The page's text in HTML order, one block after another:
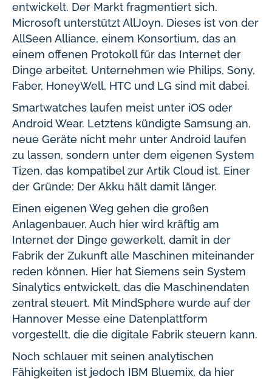
entwickelt. Der Markt fragmentiert sich.
Microsoft unterstützt AllJoyn. Dieses ist von der
AllSeen Alliance, einem Konsortium, das an
einem offenen Protokoll für das Internet der
Dinge arbeitet. Unternehmen wie Philips, Sony,
Faber, HoneyWell, HTC und LG sind mit dabei.
Smartwatches laufen meist unter iOS oder
Android Wear. Letztens kündigte Samsung an,
neue Geräte nicht mehr unter Android laufen
zu lassen, sondern unter dem eigenen System
Tizen, das kompatibel zur Artik Cloud ist. Einer
der Gründe: Der Akku hält damit länger.
Einen eigenen Weg gehen die großen
Anlagenbauer. Auch hier wird kräftig am
Internet der Dinge gewerkelt, damit in der
Fabrik der Zukunft alle Maschinen miteinander
reden können. Hier hat Siemens sein System
Sinalytics entwickelt, das die Maschinendaten
zentral steuert. Mit MindSphere wurde auf der
Hannover Messe eine Datenplattform
vorgestellt, die die digitale Fabrik steuern kann.
Noch schlauer mit seinen analytischen
Fähigkeiten ist jedoch IBM Bluemix, da hier